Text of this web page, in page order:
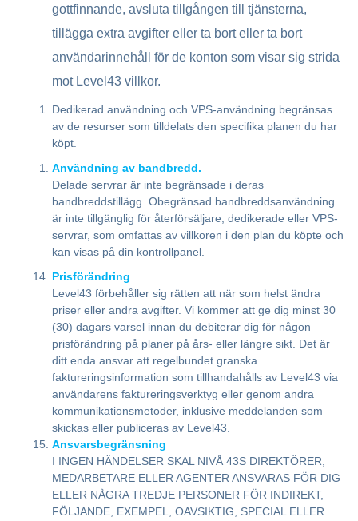
gottfinnande, avsluta tillgången till tjänsterna,
tillägga extra avgifter eller ta bort eller ta bort
användarinnehåll för de konton som visar sig strida
mot Level43 villkor.
Dedikerad användning och VPS-användning begränsas
av de resurser som tilldelats den specifika planen du har
köpt.
Användning av bandbredd.
Delade servrar är inte begränsade i deras
bandbreddstillägg. Obegränsad bandbreddsanvändning
är inte tillgänglig för återförsäljare, dedikerade eller VPS-
servrar, som omfattas av villkoren i den plan du köpte och
kan visas på din kontrollpanel.
Prisförändring
Level43 förbehåller sig rätten att när som helst ändra
priser eller andra avgifter. Vi kommer att ge dig minst 30
(30) dagars varsel innan du debiterar dig för någon
prisförändring på planer på års- eller längre sikt. Det är
ditt enda ansvar att regelbundet granska
faktureringsinformation som tillhandahålls av Level43 via
användarens faktureringsverktyg eller genom andra
kommunikationsmetoder, inklusive meddelanden som
skickas eller publiceras av Level43.
Ansvarsbegränsning
I INGEN HÄNDELSER SKAL NIVÅ 43S DIREKTÖRER,
MEDARBETARE ELLER AGENTER ANSVARAS FÖR DIG
ELLER NÅGRA TREDJE PERSONER FÖR INDIREKT,
FÖLJANDE, EXEMPEL, OAVSIKTIG, SPECIAL ELLER